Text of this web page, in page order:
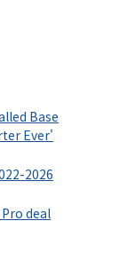
Base
Ever'
2026
deal